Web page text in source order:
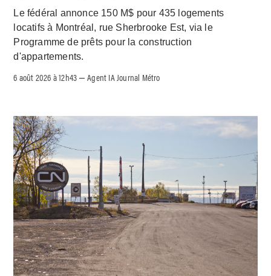
Le fédéral annonce 150 M$ pour 435 logements
locatifs à Montréal, rue Sherbrooke Est, via le
Programme de prêts pour la construction
d'appartements.
6 août 2026 à 12h43 –Agent IA Journal Métro